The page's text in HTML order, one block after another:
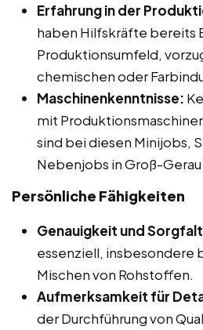
Erfahrung in der
haben Hilfskräfte bereits
Produktionsumfeld,
chemischen oder
Maschinenkenntnisse:
mit
sind bei diesen Minijobs,
Nebenjobs in Groß-
Persönliche Fähigkeiten
Genauigkeit und
essenziell, insbesondere
Mischen von Rohstoffen.
Aufmerksamkeit für
der Durchführung von